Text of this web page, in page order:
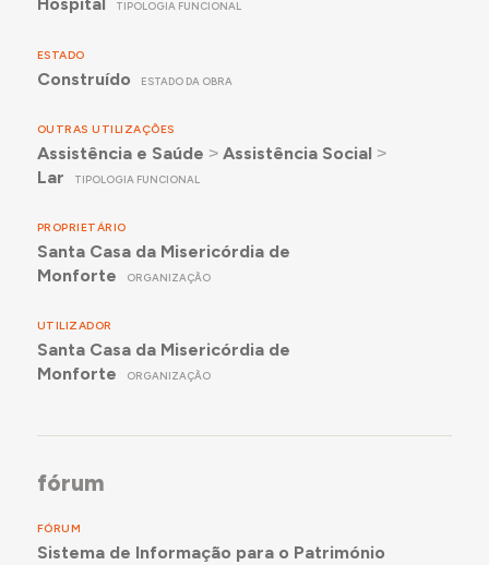
Hospital
TIPOLOGIA FUNCIONAL
ESTADO
Construído ESTADO DA OBRA
OUTRAS UTILIZAÇÕES
Assistência e Saúde ˃ Assistência Social ˃
Lar
TIPOLOGIA FUNCIONAL
PROPRIETÁRIO
Santa Casa da Misericórdia de
Monforte
ORGANIZAÇÃO
UTILIZADOR
Santa Casa da Misericórdia de
Monforte
ORGANIZAÇÃO
fórum
FÓRUM
Sistema de Informação para o Património